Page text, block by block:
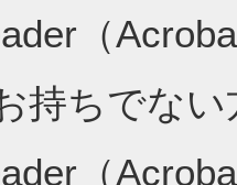
（
持ちでな
（